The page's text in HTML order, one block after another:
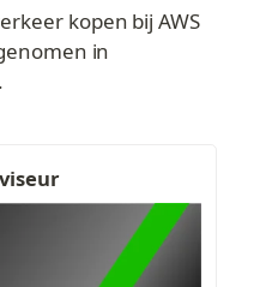
kopen bij AWS
in